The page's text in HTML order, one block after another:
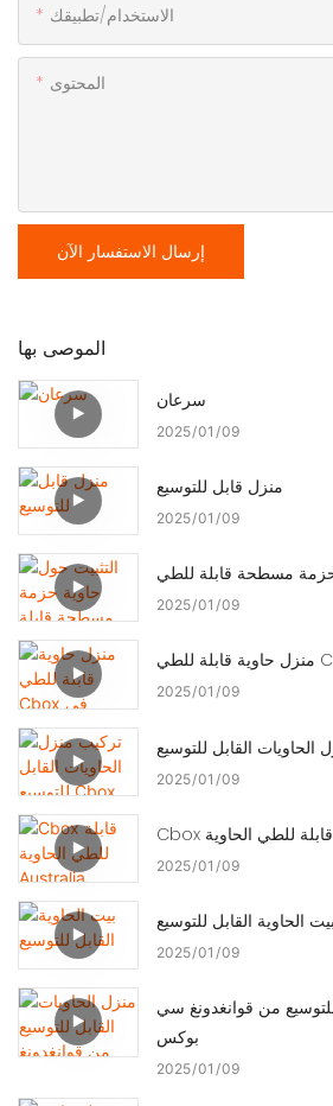
الاستخدام/تطبيقك
المحتوى
إرسال الاستفسار الآن
الموصى بها
سرعان
2025 01 09
منزل قابل للتوسيع
2025 01 09
حزمة مسطحة قابلة للطي
2025 01 09
2025 01 09
2025 01 09
2025 01 09
بيت الحاوية القابل للتوسيع
2025 01 09
من قوانغدونغ سي
بوكس
2025 01 09